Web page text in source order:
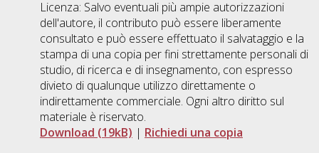
Licenza: Salvo eventuali più ampie autorizzazioni
dell'autore, il contributo può essere liberamente
consultato e può essere effettuato il salvataggio e la
stampa di una copia per fini strettamente personali di
studio, di ricerca e di insegnamento, con espresso
divieto di qualunque utilizzo direttamente o
indirettamente commerciale. Ogni altro diritto sul
materiale è riservato.
Download (19kB) | Richiedi una copia